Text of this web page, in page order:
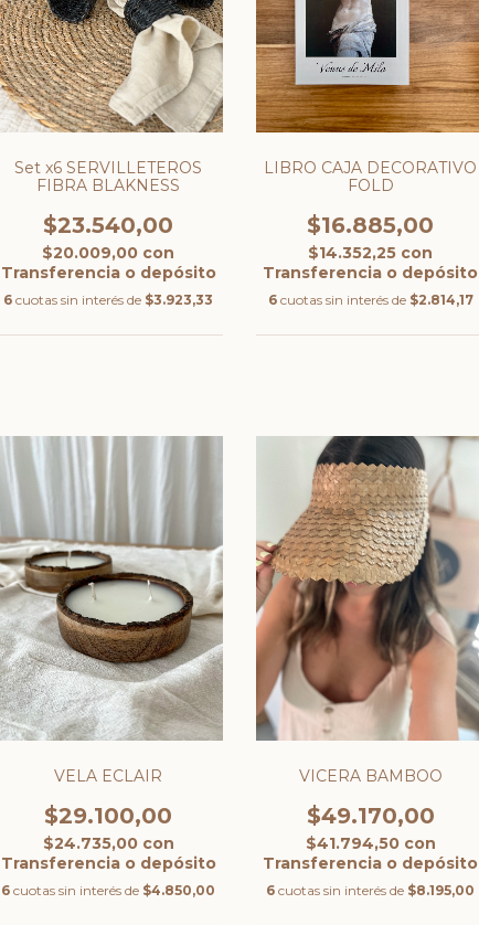
Set x6 SERVILLETEROS
FIBRA BLAKNESS
$23.540,00
$20.009,00 con
Transferencia o depósito
6 cuotas sin interés de $3.923,33
LIBRO CAJA DECORATIVO
FOLD
$16.885,00
$14.352,25 con
Transferencia o depósito
6 cuotas sin interés de $2.814,17
VELA ECLAIR
$29.100,00
$24.735,00 con
Transferencia o depósito
6 cuotas sin interés de $4.850,00
VICERA BAMBOO
$49.170,00
$41.794,50 con
Transferencia o depósito
6 cuotas sin interés de $8.195,00